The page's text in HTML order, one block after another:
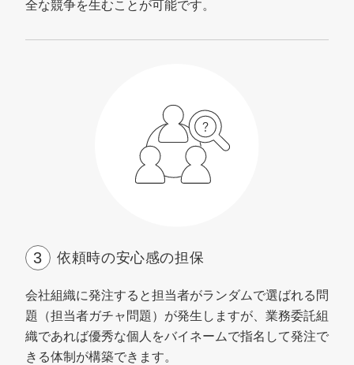
全な競争を生むことが可能です。
依頼時の安心感の担保
会社組織に発注すると担当者がランダムで選ばれる問
題（担当者ガチャ問題）が発生しますが、業務委託組
織であれば優秀な個人をバイネームで指名して発注で
きる体制が構築できます。